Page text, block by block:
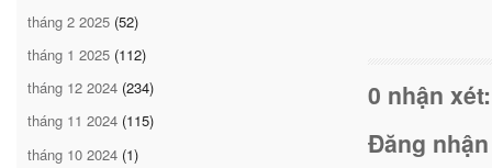
tháng 2 2025 (52)
tháng 1 2025 (112)
tháng 12 2024 (234)
tháng 11 2024 (115)
tháng 10 2024 (1)
0 nhận xét:
Đăng